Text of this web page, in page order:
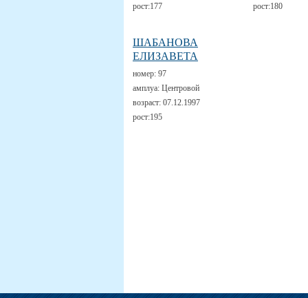
рост:177
рост:180
ШАБАНОВА
ЕЛИЗАВЕТА
номер: 97
амплуа: Центровой
возраст: 07.12.1997
рост:195